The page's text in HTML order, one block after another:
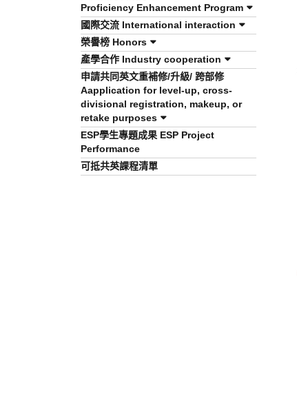
Proficiency Enhancement Program
國際交流 International interaction
榮譽榜 Honors
產學合作 Industry cooperation
申請共同英文重補修/升級/ 跨部修
Aapplication for level-up, cross-
divisional registration, makeup, or
retake purposes
ESP學生專題成果 ESP Project
Performance
可抵共英課程清單